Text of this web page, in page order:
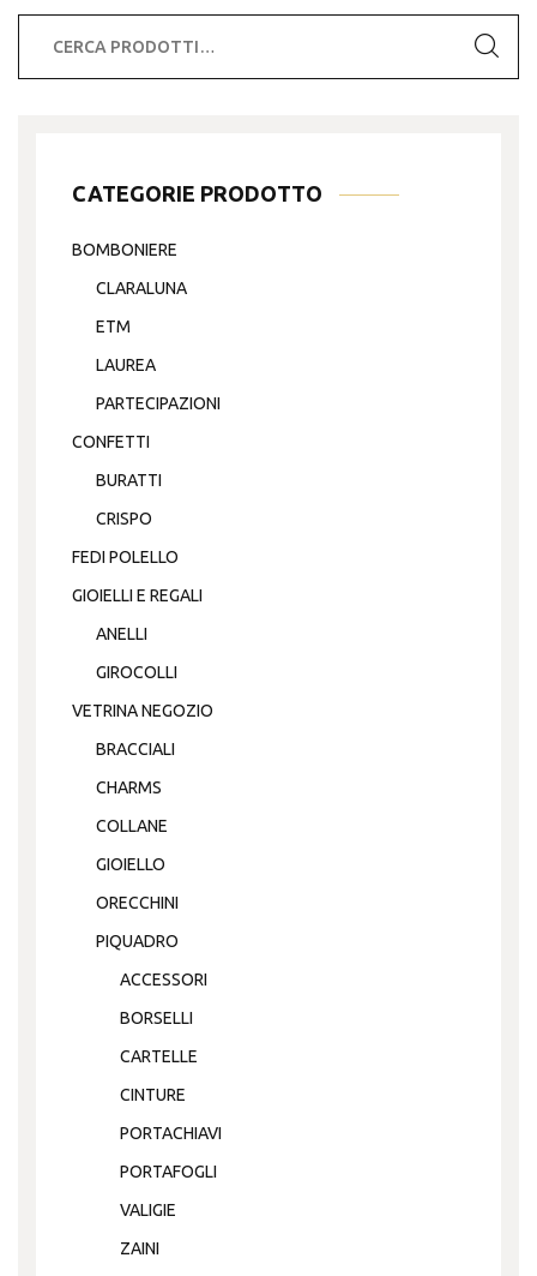
CATEGORIE PRODOTTO
BOMBONIERE
CLARALUNA
ETM
LAUREA
PARTECIPAZIONI
CONFETTI
BURATTI
CRISPO
FEDI POLELLO
GIOIELLI E REGALI
ANELLI
GIROCOLLI
VETRINA NEGOZIO
BRACCIALI
CHARMS
COLLANE
GIOIELLO
ORECCHINI
PIQUADRO
ACCESSORI
BORSELLI
CARTELLE
CINTURE
PORTACHIAVI
PORTAFOGLI
VALIGIE
ZAINI